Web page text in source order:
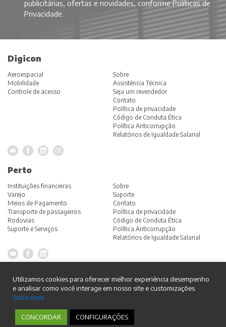
publicitárias, ofertas e novidades, conformePolíticas de
Privacidade.
Digicon
Aeroespacial
Mobilidade
Controle de acesso
Sobre
Assistência Técnica
Seja um revendedor
Contato
Política de privacidade
Código de Conduta Ética
Política Anticorrupção
Relatórios de Igualdade Salarial
Perto
Instituições financeiras
Varejo
Meios de Pagamento
Transporte de passageiros
Rodovias
Suporte e Serviços
Sobre
Suporte
Contato
Política de privacidade
Código de Conduta Ética
Política Anticorrupção
Relatórios de Igualdade Salarial
Home
Sobre
Política de privacidade
Código de Conduta Ética
Utilizamos cookies para oferecer melhor experiência desempenho
e analisar como você interage em nosso site e customizações.
Saiba mais
CONCORDAR CONFIGURAÇÕES